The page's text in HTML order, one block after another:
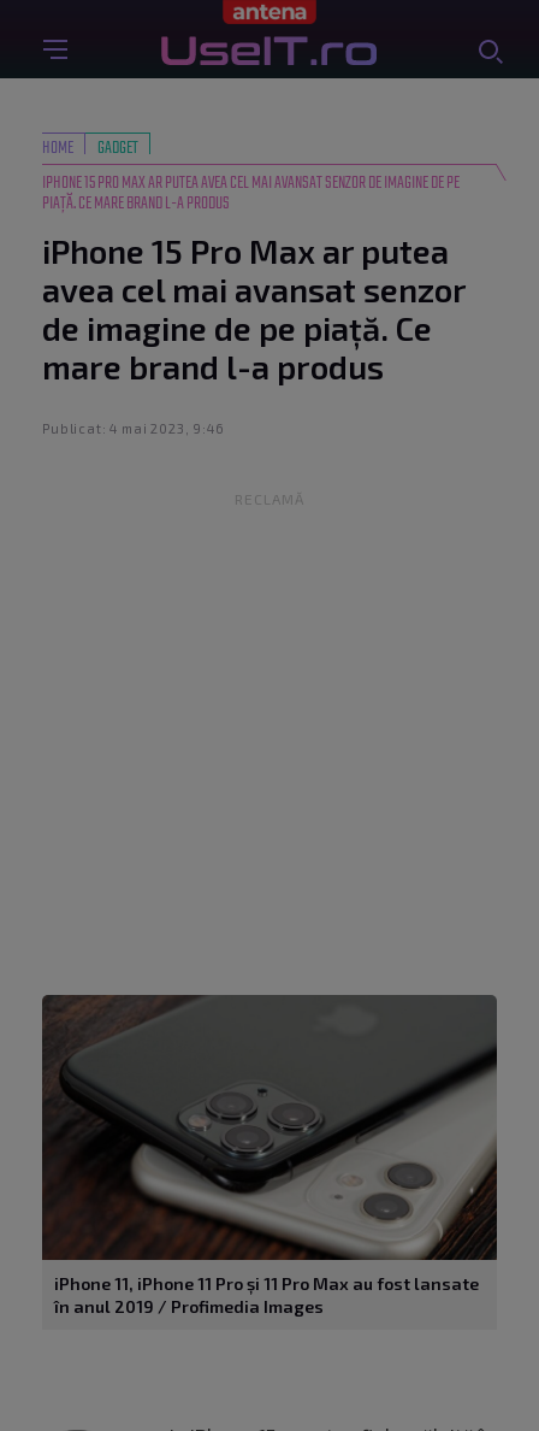
HOME
GADGET
IPHONE 15 PRO MAX AR PUTEA AVEA CEL MAI AVANSAT SENZOR DE IMAGINE DE PE
PIAȚĂ. CE MARE BRAND L-A PRODUS
iPhone 15 Pro Max ar putea
avea cel mai avansat senzor
de imagine de pe piață. Ce
mare brand l-a produs
Publicat: 4 mai 2023, 9:46
RECLAMĂ
iPhone 11, iPhone 11 Pro și 11 Pro Max au fost lansate
în anul 2019 / Profimedia Images